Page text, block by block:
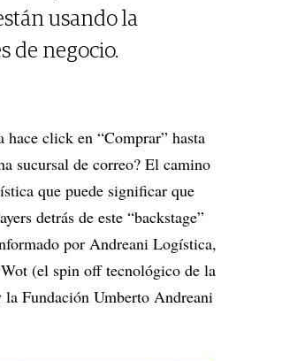
usando la
de negocio.
hace click en “Comprar” hasta
sucursal de correo? El camino
que puede significar que
detrás de este “backstage”
por Andreani Logística,
(el spin off tecnológico de la
Fundación Umberto Andreani